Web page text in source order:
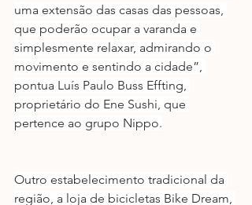
uma extensão das casas das pessoas,
que poderão ocupar a varanda e
simplesmente relaxar, admirando o
movimento e sentindo a cidade”,
pontua Luís Paulo Buss Effting,
proprietário do Ene Sushi, que
pertence ao grupo Nippo.
Outro estabelecimento tradicional da
região, a loja de bicicletas Bike Dream,